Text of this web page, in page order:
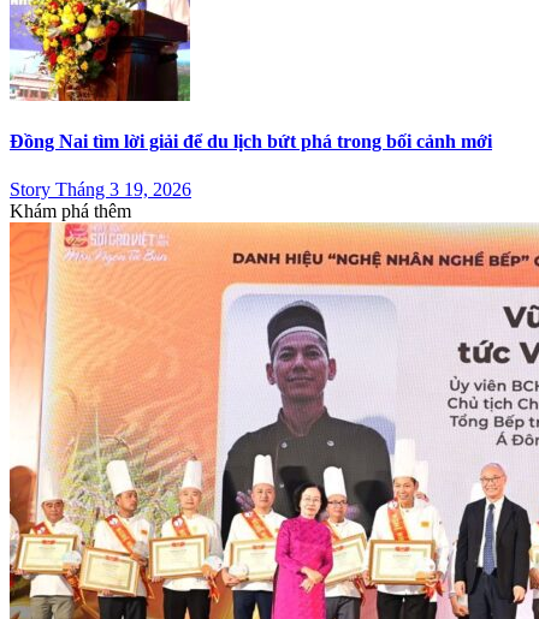
Đồng Nai tìm lời giải để du lịch bứt phá trong bối cảnh mới
Story Tháng 3 19, 2026
Khám phá thêm